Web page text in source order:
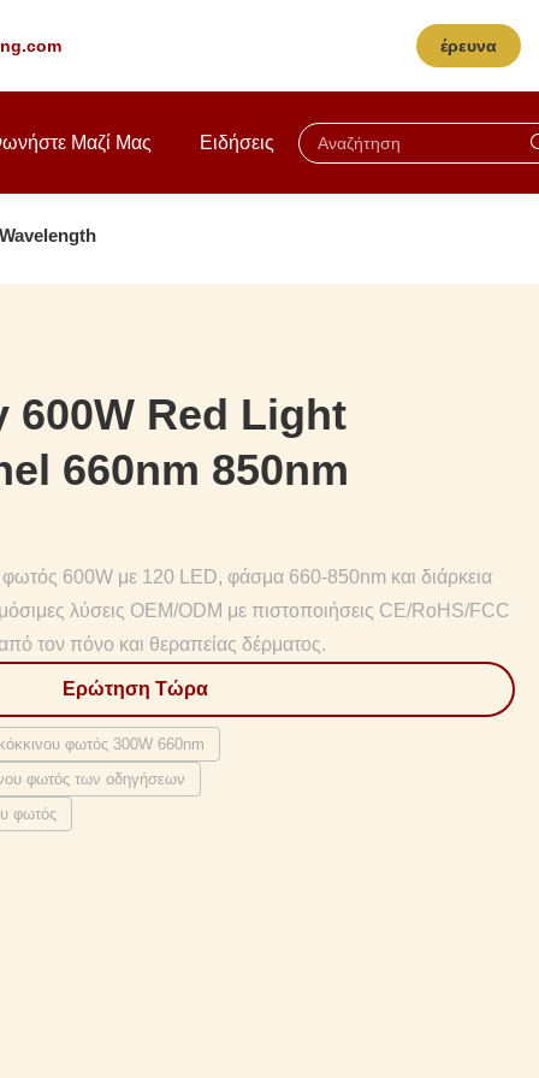
έρευνα
Μαζί Μας Ειδήσεις
600W Red Light
660nm 850nm
φωτός 600W με 120 LED, φάσμα 660-850nm και διάρκεια
λύσεις OEM/ODM με πιστοποιήσεις CE/RoHS/FCC
τον πόνο και θεραπείας δέρματος.
Ερώτηση Τώρα
φωτός 300W 660nm
φωτός των οδηγήσεων
φωτός